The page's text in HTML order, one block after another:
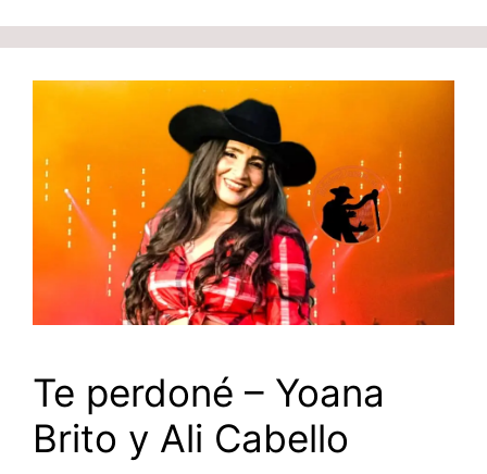
Te perdoné – Yoana
Brito y Ali Cabello